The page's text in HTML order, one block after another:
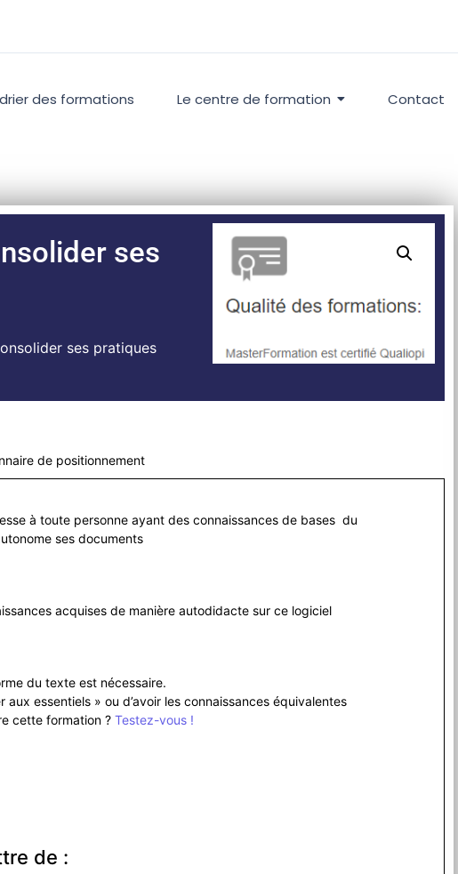
des formations Le centre de formation Contact
ses
ses pratiques
de positionnement
à toute personne ayant des connaissances de bases du
ses documents
acquises de manière autodidacte sur ce logiciel
du texte est nécessaire.
aux essentiels » ou d’avoir les connaissances équivalentes
cette formation ? Testez-vous !
de :